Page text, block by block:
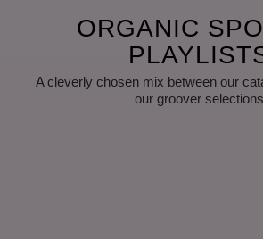
ORGANIC
A cleverly chosen mix between our
our groover selections